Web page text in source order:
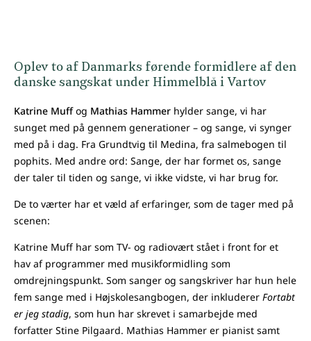
Oplev to af Danmarks førende formidlere af den
danske sangskat under Himmelblå i Vartov
Katrine Muffog Mathias Hammer hylder sange, vi har
sunget med på gennem generationer – og sange, vi synger
med på i dag. Fra Grundtvig til Medina, fra salmebogen til
pophits. Med andre ord: Sange, der har formet os, sange
der taler til tiden og sange, vi ikke vidste, vi har brug for.
De to værter har et væld af erfaringer, som de tager med på
scenen:
Katrine Muff har som TV- og radiovært stået i front for et
hav af programmer med musikformidling som
omdrejningspunkt. Som sanger og sangskriver har hun hele
fem sange med i Højskolesangbogen, der inkluderer Fortabt
er jeg stadig, som hun har skrevet i samarbejde med
forfatter Stine Pilgaard. Mathias Hammer er pianist samt